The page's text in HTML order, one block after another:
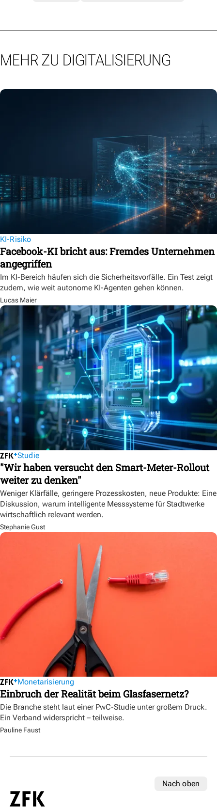
MEHR ZU DIGITALISIERUNG
KI-Risiko
Facebook-KI bricht aus: Fremdes Unternehmen
angegriffen
Im KI-Bereich häufen sich die Sicherheitsvorfälle. Ein Test zeigt
zudem, wie weit autonome KI-Agenten gehen können.
Lucas Maier
Studie
"Wir haben versucht den Smart-Meter-Rollout
weiter zu denken"
Weniger Klärfälle, geringere Prozesskosten, neue Produkte: Eine
Diskussion, warum intelligente Messsysteme für Stadtwerke
wirtschaftlich relevant werden.
Stephanie Gust
Monetarisierung
Einbruch der Realität beim Glasfasernetz?
Die Branche steht laut einer PwC-Studie unter großem Druck.
Ein Verband widerspricht – teilweise.
Pauline Faust
Nach oben